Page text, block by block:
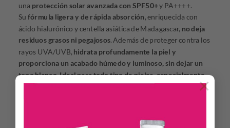
×
una protección solar avanzada con SPF50+y PA++++.
Su fórmula ligera y de rápida absorción, enriquecida con
ácido hialurónico y centella asiática de Madagascar, no deja
residuos grasos ni pegajosos. Además de proteger contra los
rayos UVA/UVB, hidrata profundamente la piel y
proporciona un acabado húmedo y luminoso, sin dejar un
tono blanco.Ideal para todo tipo de pieles, especialmente
las secas y sensibles, este protector solar es perfecto para el
uso diario.